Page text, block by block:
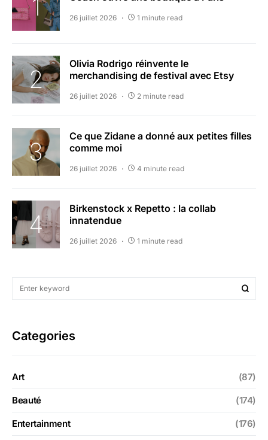
26 juillet 2026 1 minute read
Olivia Rodrigo réinvente le
merchandising de festival avec Etsy
26 juillet 2026 2 minute read
Ce que Zidane a donné aux petites filles
comme moi
26 juillet 2026 4 minute read
Birkenstock x Repetto : la collab
innatendue
26 juillet 2026 1 minute read
Categories
Art (87)
Beauté (174)
Entertainment (176)